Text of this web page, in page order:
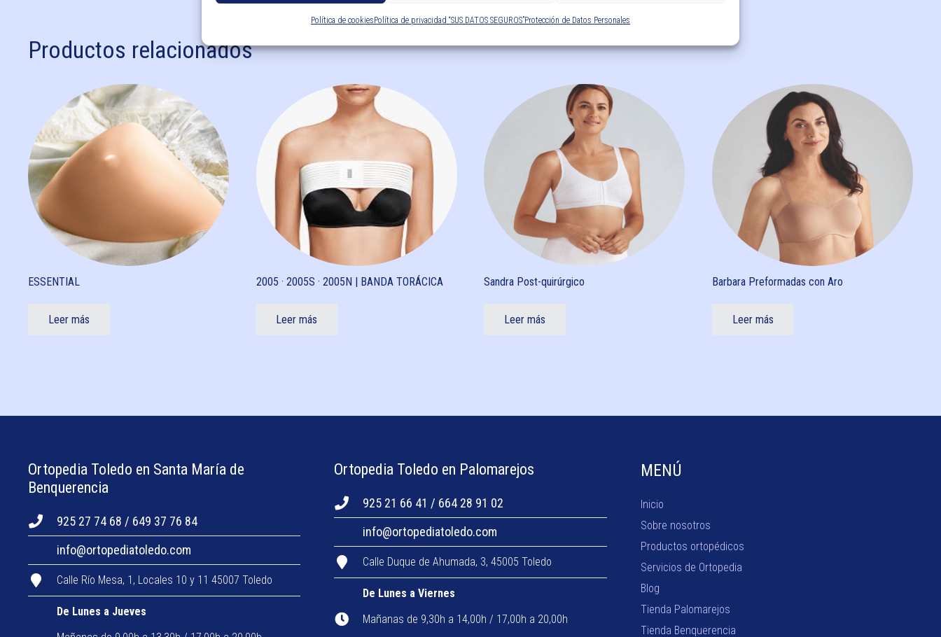
Política de cookiesPolítica de privacidad “SUS DATOS SEGUROS”Protección de Datos Personales
Productos relacionados
ESSENTIAL
Leer más
2005 · 2005S · 2005N | BANDA TORÁCICA
Leer más
Sandra Post-quirúrgico
Leer más
Barbara Preformadas con Aro
Leer más
Ortopedia Toledo en Santa María de
Benquerencia
925 27 74 68 / 649 37 76 84
info@ortopediatoledo.com
Calle Río Mesa, 1, Locales 10 y 11 45007 Toledo
De Lunes a Jueves
Ortopedia Toledo en Palomarejos
925 21 66 41 / 664 28 91 02
info@ortopediatoledo.com
Calle Duque de Ahumada, 3, 45005 Toledo
De Lunes a Viernes
Mañanas de 9,30h a 14,00h / 17,00h a 20,00h
MENÚ
Inicio
Sobre nosotros
Productos ortopédicos
Servicios de Ortopedia
Blog
Tienda Palomarejos
Tienda Benquerencia